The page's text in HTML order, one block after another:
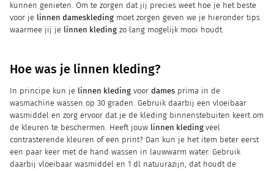
kunnen genieten. Om te zorgen dat jij precies weet hoe je het beste
voor je linnen dameskleding moet zorgen geven we je hieronder tips
waarmee jij je linnen kleding zo lang mogelijk mooi houdt.
Hoe was je linnen kleding?
In principe kun je linnen kleding voor dames prima in de
wasmachine wassen op 30 graden. Gebruik daarbij een vloeibaar
wasmiddel en zorg ervoor dat je de kleding binnenstebuiten keert om
de kleuren te beschermen. Heeft jouw linnen kleding veel
contrasterende kleuren of een print? Dan kun je het item beter eerst
een paar keer met de hand wassen in lauwwarm water. Gebruik
daarbij vloeibaar wasmiddel en 1 dl natuurazijn, dat houdt de